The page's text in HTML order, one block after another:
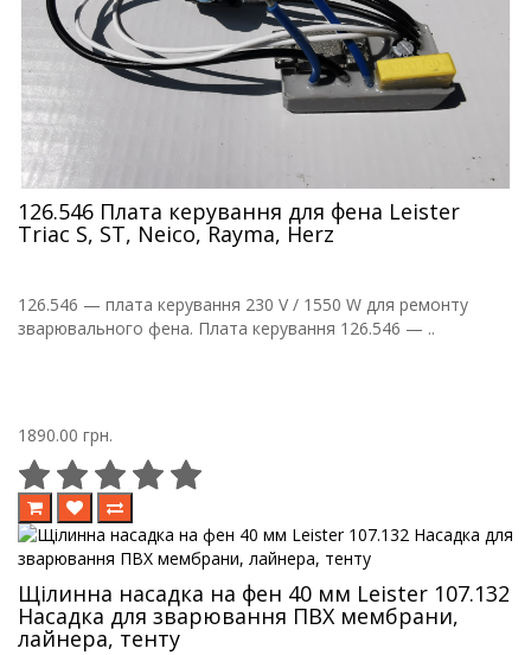
126.546 Плата керування для фена Leister
Triac S, ST, Neico, Rayma, Herz
126.546 — плата керування 230 V / 1550 W для ремонту
зварювального фена. Плата керування 126.546 — ..
1890.00 грн.
Щілинна насадка на фен 40 мм Leister 107.132
Насадка для зварювання ПВХ мембрани,
лайнера, тенту